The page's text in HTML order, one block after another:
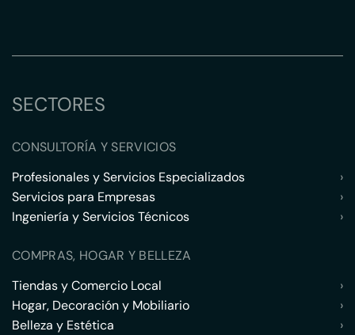
SECTORES
CONSULTORÍA Y SERVICIOS
Profesionales y Servicios Especializados
›
Servicios para Empresas
›
Ingeniería y Servicios Técnicos
›
COMPRAS, HOGAR Y BELLEZA
Tiendas y Comercio Local
›
Hogar, Decoración y Mobiliario
›
Belleza y Estética
›